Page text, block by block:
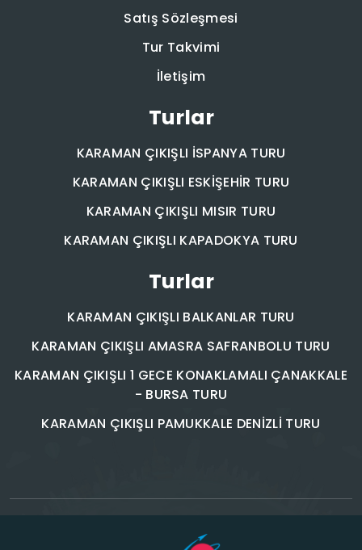
Satış Sözleşmesi
Tur Takvimi
İletişim
Turlar
KARAMAN ÇIKIŞLI İSPANYA TURU
KARAMAN ÇIKIŞLI ESKİŞEHİR TURU
KARAMAN ÇIKIŞLI MISIR TURU
KARAMAN ÇIKIŞLI KAPADOKYA TURU
Turlar
KARAMAN ÇIKIŞLI BALKANLAR TURU
KARAMAN ÇIKIŞLI AMASRA SAFRANBOLU TURU
KARAMAN ÇIKIŞLI 1 GECE KONAKLAMALI ÇANAKKALE
- BURSA TURU
KARAMAN ÇIKIŞLI PAMUKKALE DENİZLİ TURU